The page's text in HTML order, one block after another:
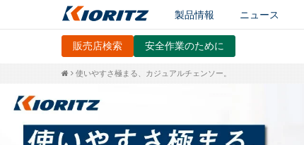
製品情報 ニュース
販売店検索 安全作業のために
使いやすさ極まる、カジュアルチェンソー。